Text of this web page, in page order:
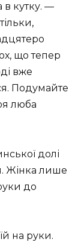
в кутку. —
що тепер
вже
Подумайте
люба
долі
Жінка лише
до
на руки.